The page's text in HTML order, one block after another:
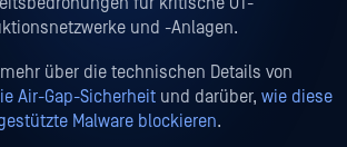
und -Anlagen.
über die technischen Details von
Air-Gap-Sicherheitund darüber, wie diese
Malware blockieren.